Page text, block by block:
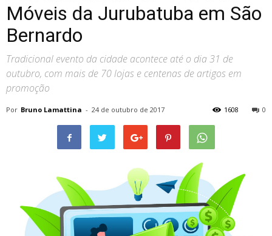
Móveis da Jurubatuba em São
Bernardo
Tradicional evento da cidade acontece até o dia 31 de
outubro, com mais de 70 lojas e centenas de artigos em
promoção
Por Bruno Lamattina - 24 de outubro de 2017 0
1608